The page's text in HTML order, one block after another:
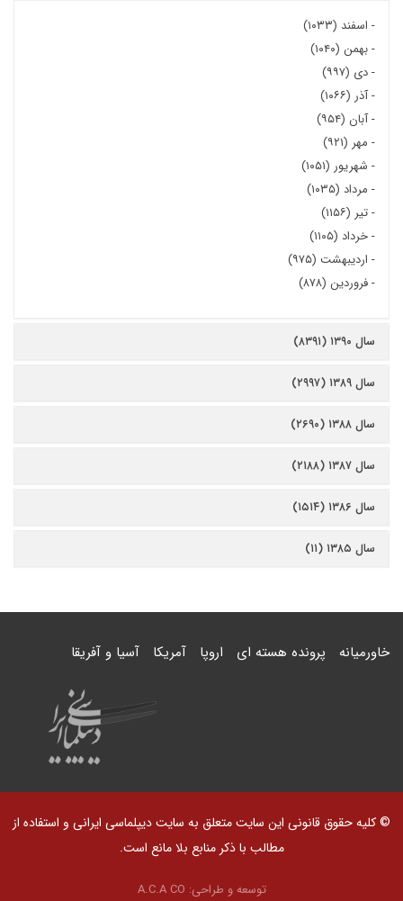
- اسفند (۱۰۳۳)
-بهمن (۱۰۴۰)
-دی (۹۹۷)
-آذر (۱۰۶۶)
-آبان (۹۵۴)
- مهر (۹۲۱)
- شهریور (۱۰۵۱)
- مرداد (۱۰۳۵)
-تیر (۱۱۵۶)
-خرداد (۱۱۰۵)
- اردیبهشت (۹۷۵)
-فروردین (۸۷۸)
سال ۱۳۹۰ (۸۳۹۱)
سال ۱۳۸۹ (۲۹۹۷)
سال ۱۳۸۸ (۲۶۹۰)
سال ۱۳۸۷ (۲۱۸۸)
سال ۱۳۸۶ (۱۵۱۴)
سال ۱۳۸۵ (۱۱)
خاورمیانه پرونده هسته ای اروپا آمریکا آسیا و آفریقا
© کلیه حقوق قانونی این سایت متعلق به سایت دیپلماسی ایرانی و استفاده از
مطالب با ذکر منابع بلا مانع است.
توسعه و طراحی: A.C.A CO